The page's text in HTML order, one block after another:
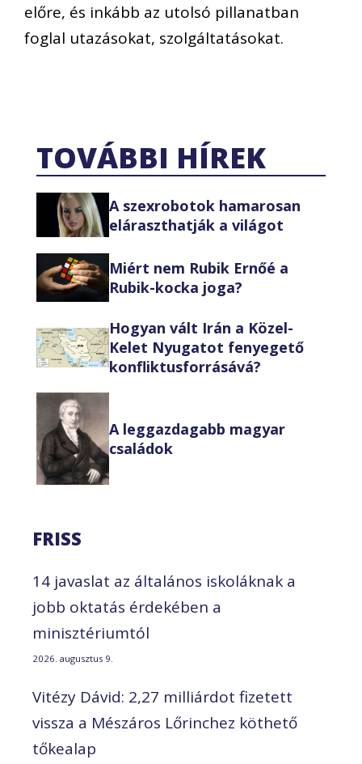
előre, és inkább az utolsó pillanatban
foglal utazásokat, szolgáltatásokat.
TOVÁBBI HÍREK
A szexrobotok hamarosan
eláraszthatják a világot
Miért nem Rubik Ernőé a
Rubik-kocka joga?
Hogyan vált Irán a Közel-
Kelet Nyugatot fenyegető
konfliktusforrásává?
A leggazdagabb magyar
családok
FRISS
14 javaslat az általános iskoláknak a
jobb oktatás érdekében a
minisztériumtól
2026. augusztus 9.
Vitézy Dávid: 2,27 milliárdot fizetett
vissza a Mészáros Lőrinchez köthető
tőkealap